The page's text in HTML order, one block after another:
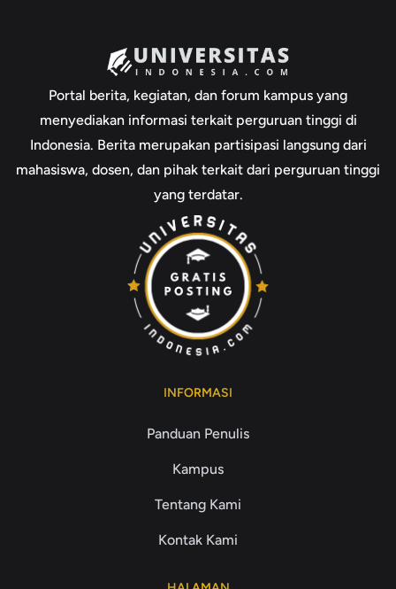
Portal berita, kegiatan, dan forum kampus yang
menyediakan informasi terkait perguruan tinggi di
Indonesia. Berita merupakan partisipasi langsung dari
mahasiswa, dosen, dan pihak terkait dari perguruan tinggi
yang terdatar.
INFORMASI
Panduan Penulis
Kampus
Tentang Kami
Kontak Kami